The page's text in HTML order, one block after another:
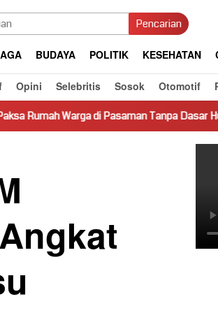
Pencarian
BUDAYA POLITIK KESEHATAN
Opini Selebritis Sosok Otomotif
Pasaman Tanpa Dasar Hukum Picu Keresahan